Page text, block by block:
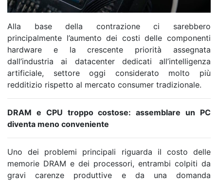
Alla base della contrazione ci sarebbero
principalmente l’aumento dei costi delle componenti
hardware e la crescente priorità assegnata
dall’industria ai datacenter dedicati all’intelligenza
artificiale, settore oggi considerato molto più
redditizio rispetto al mercato consumer tradizionale.
DRAM e CPU troppo costose: assemblare un PC
diventa meno conveniente
Uno dei problemi principali riguarda il costo delle
memorie DRAM e dei processori, entrambi colpiti da
gravi carenze produttive e da una domanda